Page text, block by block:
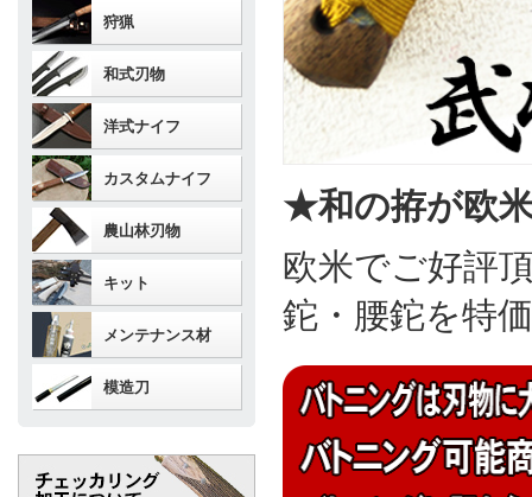
★和の拵が欧
欧米でご好評
鉈・腰鉈を特
狩猟
和式刃物
洋式ナイフ
カスタムナイフ
農山林刃物
キット
メンテナンス材
模造刀